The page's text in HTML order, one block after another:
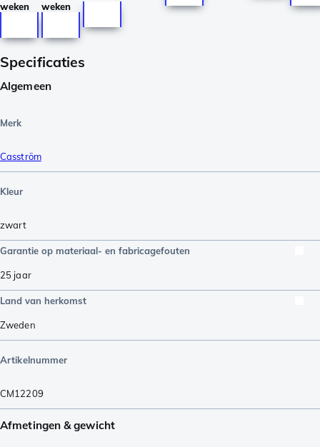
weken
weken
Specificaties
Algemeen
Merk
Casström
Kleur
zwart
Garantie op materiaal- en fabricagefouten
25 jaar
Land van herkomst
Zweden
Artikelnummer
CM12209
Afmetingen & gewicht